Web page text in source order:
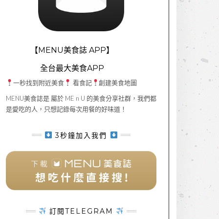
【MENU美食誌 APP】
全台最大美食APP
一秒找到附近美食 看食記
創建美食地圖
MENU美食誌是 屬於 ME n U 的美食分享社群，我們都
是愛吃的人，只想記錄每次用餐的好味道！
3秒鐘加入我們
訂閱TELEGRAM